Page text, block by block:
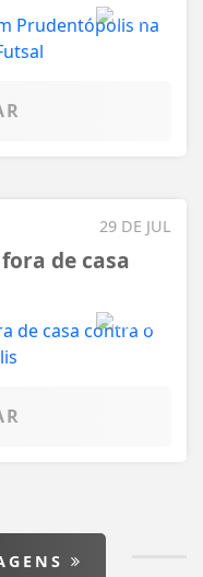
29 DE JUL
de casa